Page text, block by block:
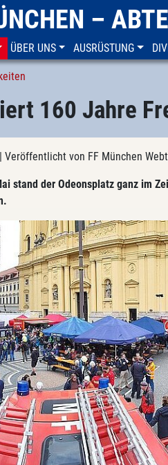
–
ÜBER UNS AUSRÜSTUNG
160 Jahre
| Veröffentlicht von FF München
stand der Odeonsplatz ganz im